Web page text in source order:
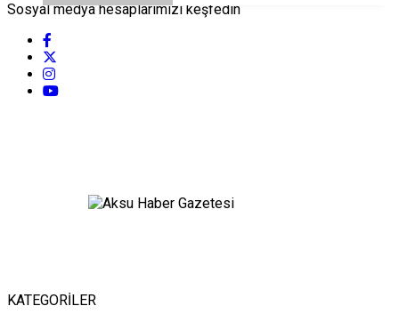
Sosyal medya hesaplarımızı keşfedin
KATEGORİLER